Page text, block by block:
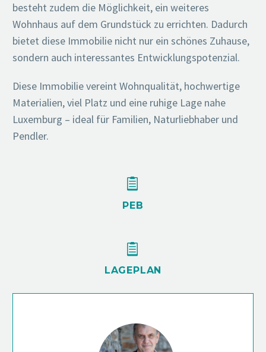
besteht zudem die Möglichkeit, ein weiteres
Wohnhaus auf dem Grundstück zu errichten. Dadurch
bietet diese Immobilie nicht nur ein schönes Zuhause,
sondern auch interessantes Entwicklungspotenzial.
Diese Immobilie vereint Wohnqualität, hochwertige
Materialien, viel Platz und eine ruhige Lage nahe
Luxemburg – ideal für Familien, Naturliebhaber und
Pendler.


PEB


LAGEPLAN